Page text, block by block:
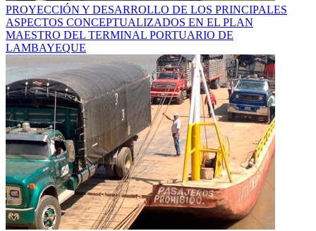
PROYECCIÓN Y DESARROLLO DE LOS PRINCIPALES
ASPECTOS CONCEPTUALIZADOS EN EL PLAN
MAESTRO DEL TERMINAL PORTUARIO DE
LAMBAYEQUE